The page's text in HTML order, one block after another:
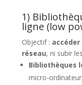
1)
ligne (low
Objectif :
réseau, ni subir
Bibliothèques
micro-